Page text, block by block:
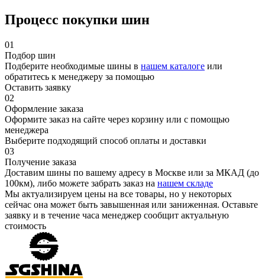
Процесс покупки шин
01
Подбор шин
Подберите необходимые шины в нашем каталоге или
обратитесь к менеджеру за помощью
Оставить заявку
02
Оформление заказа
Оформите заказ на сайте через корзину или с помощью
менеджера
Выберите подходящий способ оплаты и доставки
03
Получение заказа
Доставим шины по вашему адресу в Москве или за МКАД (до
100км), либо можете забрать заказ на нашем складе
Мы актуализируем цены на все товары, но у некоторых
сейчас она может быть завышенная или заниженная. Оставьте
заявку и в течение часа менеджер сообщит актуальную
стоимость